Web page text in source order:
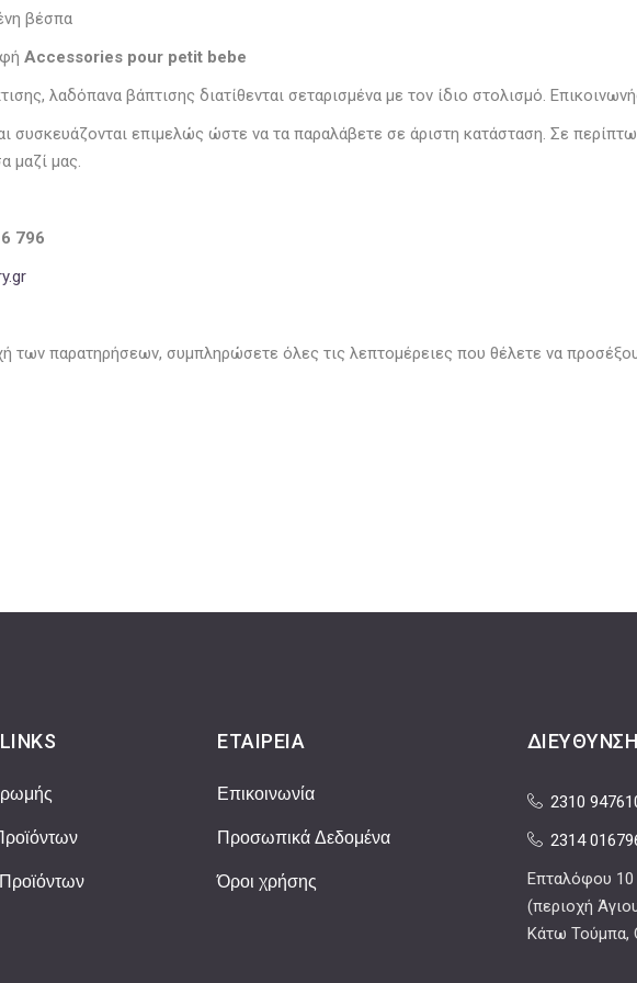
βέσπα
Accessories pour petit bebe
λαδόπανα βάπτισης διατίθενται σεταρισμένα με τον ίδιο στολισμό.
συσκευάζονται επιμελώς ώστε να τα παραλάβετε σε άριστη κατάσταση. Σε
μαζί μας.
796
των παρατηρήσεων, συμπληρώσετε όλες τις λεπτομέρειες που θέλετε να
ΕΤΑΙΡΕΊΑ
Επικοινωνία
Προσωπικά Δεδομένα
Όροι χρήσης
ΔΙΕΎΘΥΝΣΗ
2310
2314
Επταλόφου 10
(περιοχή
Κάτω Τούμπα,